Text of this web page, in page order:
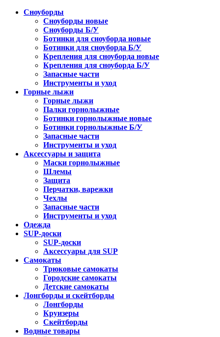
Сноуборды
Сноуборды новые
Сноуборды Б/У
Ботинки для сноуборда новые
Ботинки для сноуборда Б/У
Крепления для сноуборда новые
Крепления для сноуборда Б/У
Запасные части
Инструменты и уход
Горные лыжи
Горные лыжи
Палки горнолыжные
Ботинки горнолыжные новые
Ботинки горнолыжные Б/У
Запасные части
Инструменты и уход
Аксессуары и защита
Маски горнолыжные
Шлемы
Защита
Перчатки, варежки
Чехлы
Запасные части
Инструменты и уход
Одежда
SUP-доски
SUP-доски
Аксессуары для SUP
Самокаты
Трюковые самокаты
Городские самокаты
Детские самокаты
Лонгборды и скейтборды
Лонгборды
Круизеры
Скейтборды
Водные товары